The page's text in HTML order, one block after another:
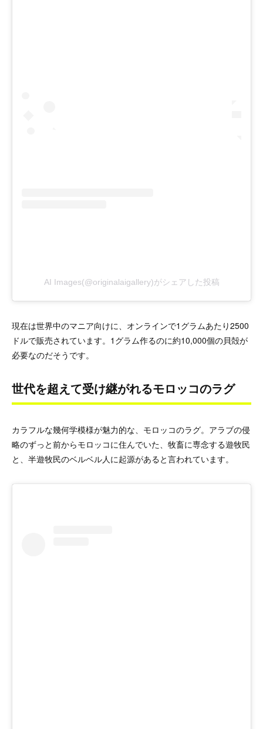
AI Images(@originalaigallery)がシェアした投稿
現在は世界中のマニア向けに、オンラインで1グラムあたり2500
ドルで販売されています。1グラム作るのに約10,000個の貝殻が
必要なのだそうです。
世代を超えて受け継がれるモロッコのラグ
カラフルな幾何学模様が魅力的な、モロッコのラグ。アラブの侵
略のずっと前からモロッコに住んでいた、牧畜に専念する遊牧民
と、半遊牧民のベルベル人に起源があると言われています。